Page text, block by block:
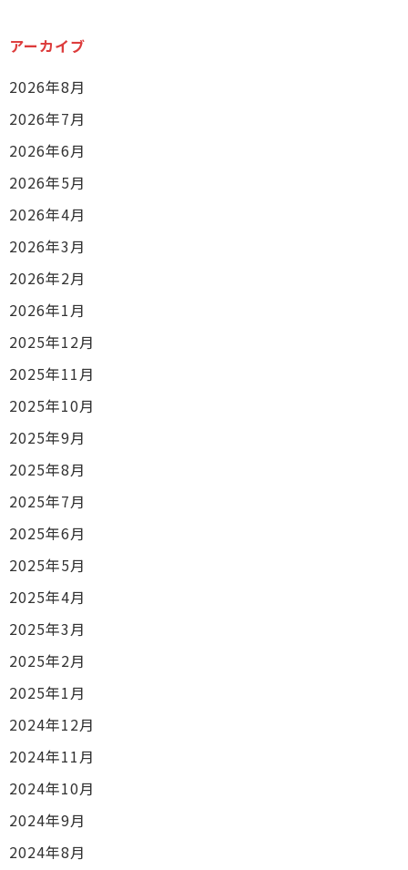
アーカイブ
2026年8月
2026年7月
2026年6月
2026年5月
2026年4月
2026年3月
2026年2月
2026年1月
2025年12月
2025年11月
2025年10月
2025年9月
2025年8月
2025年7月
2025年6月
2025年5月
2025年4月
2025年3月
2025年2月
2025年1月
2024年12月
2024年11月
2024年10月
2024年9月
2024年8月